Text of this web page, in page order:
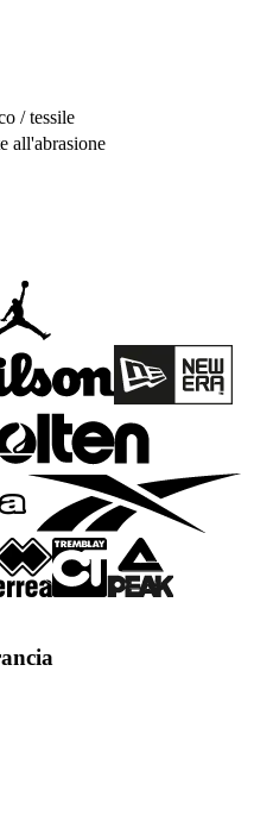
/ tessile
all'abrasione